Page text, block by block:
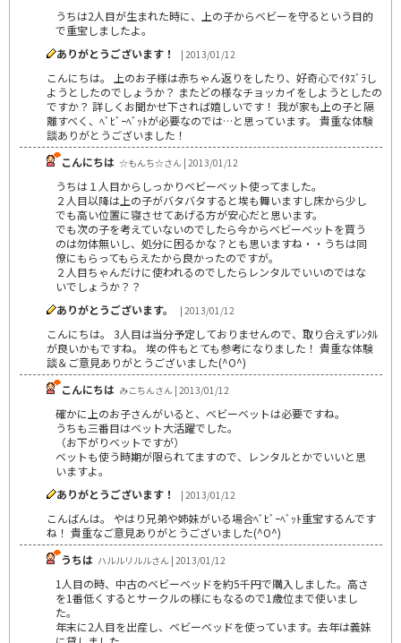
うちは2人目が生まれた時に、上の子からベビーを守るという目的
で重宝しましたよ。
ありがとうございます！
| 2013/01/12
こんにちは。 上のお子様は赤ちゃん返りをしたり、好奇心でｲﾀｽﾞﾗし
ようとしたのでしょうか？ またどの様なチョッカイをしようとしたの
ですか？ 詳しくお聞かせ下されば嬉しいです！ 我が家も上の子と隔
離すべく、ﾍﾞﾋﾞｰﾍﾞｯﾄが必要なのでは…と思っています。 貴重な体験
談ありがとうございました！
こんにちは ☆もんち☆さん | 2013/01/12
うちは１人目からしっかりベビーベット使ってました。
２人目以降は上の子がバタバタすると埃も舞いますし床から少し
でも高い位置に寝させてあげる方が安心だと思います。
でも次の子を考えていないのでしたら今からベビーベットを買う
のは勿体無いし、処分に困るかな？とも思いますね・・うちは同
僚にもらってもらえたから良かったのですが。
２人目ちゃんだけに使われるのでしたらレンタルでいいのではな
いでしょうか？？
ありがとうございます。
| 2013/01/12
こんにちは。 3人目は当分予定しておりませんので、取り合えずﾚﾝﾀﾙ
が良いかもですね。 埃の件もとても参考になりました！ 貴重な体験
談＆ご意見ありがとうございました(^O^)
こんにちは みこちんさん | 2013/01/12
確かに上のお子さんがいると、ベビーベットは必要ですね。
うちも三番目はベット大活躍でした。
（お下がりベットですが）
ベットも使う時期が限られてますので、レンタルとかでいいと思
いますよ。
ありがとうございます！
| 2013/01/12
こんばんは。 やはり兄弟や姉妹がいる場合ﾍﾞﾋﾞｰﾍﾞｯﾄ重宝するんです
ね！ 貴重なご意見ありがとうございました(^O^)
うちは ハルルリルルさん | 2013/01/12
1人目の時、中古のベビーベッドを約5千円で購入しました。高さ
を1番低くするとサークルの様にもなるので1歳位まで使いまし
た。
年末に2人目を出産し、ベビーベッドを使っています。去年は義妹